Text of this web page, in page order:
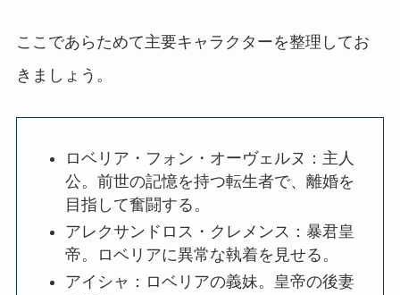
ここであらためて主要キャラクターを整理してお
きましょう。
ロベリア・フォン・オーヴェルヌ：主人
公。前世の記憶を持つ転生者で、離婚を
目指して奮闘する。
アレクサンドロス・クレメンス：暴君皇
帝。ロベリアに異常な執着を見せる。
アイシャ：ロベリアの義妹。皇帝の後妻